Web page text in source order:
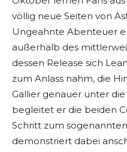
völlig neue Seiten von
Ungeahnte Abenteuer
außerhalb des
dessen Release sich
zum Anlass nahm, die
Gallier genauer unter
begleitet er die beiden
Schritt zum
demonstriert dabei